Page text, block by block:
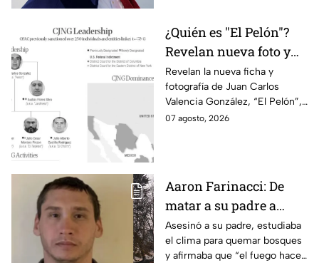
¿Quién es "El Pelón"?
Revelan nueva foto y
ficha por líder del CJNG
Revelan la nueva ficha y
fotografía de Juan Carlos
Valencia González, “El Pelón”,
como el nuevo líder del CJNG
07 agosto, 2026
Aaron Farinacci: De
matar a su padre a
provocar incendios
forestales
Asesinó a su padre, estudiaba
el clima para quemar bosques
y afirmaba que “el fuego hace